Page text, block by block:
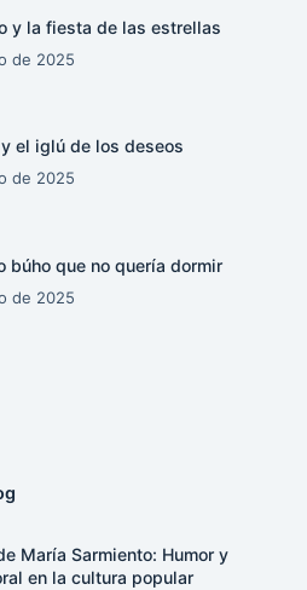
y la fiesta de las estrellas
de 2025
el iglú de los deseos
de 2025
búho que no quería dormir
de 2025
María Sarmiento: Humor y
en la cultura popular